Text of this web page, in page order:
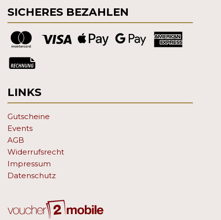
SICHERES BEZAHLEN
LINKS
Gutscheine
Events
AGB
Widerrufsrecht
Impressum
Datenschutz